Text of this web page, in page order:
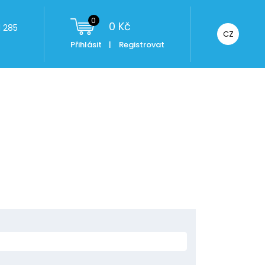
285
0 0 Kč
Přihlásit | Registrovat
CZ